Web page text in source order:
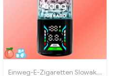
Einweg-E-Zigaretten Slowakei